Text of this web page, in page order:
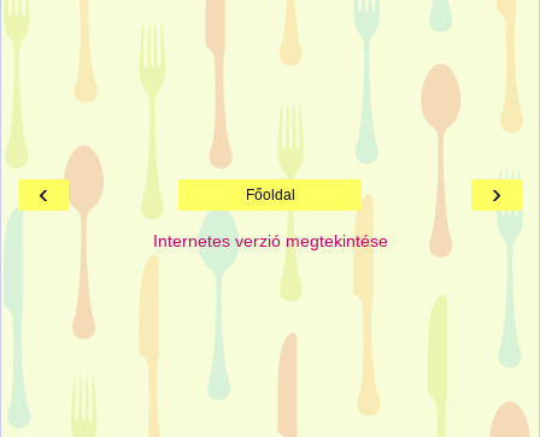
‹ ›
Főoldal
Internetes verzió megtekintése